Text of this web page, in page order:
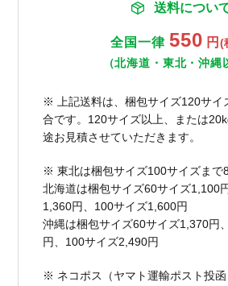
送料につい
全国一律 550 円 (
（北海道・東北・沖縄
※ 上記送料は、梱包サイズ120サイ
合です。120サイズ以上、または
途お見積させていただきます。
※ 東北は梱包サイズ100サイズまで
北海道は梱包サイズ60サイズ1,100
1,360円、100サイズ1,600円
沖縄は梱包サイズ60サイズ1,370円
円、100サイズ2,490円
※ ネコポス（ヤマト運輸ポスト投